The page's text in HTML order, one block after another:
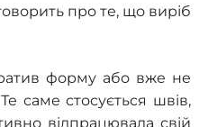
про те, що виріб
форму або вже не
саме стосується швів,
відпрацювала свій